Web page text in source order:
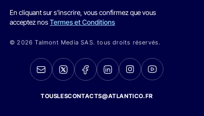
En cliquant sur s'inscrire, vous confirmez que vous
acceptez nosTermes et Conditions
© 2026 Talmont Media SAS. tous droits réservés.
TOUSLESCONTACTS@ATLANTICO.FR